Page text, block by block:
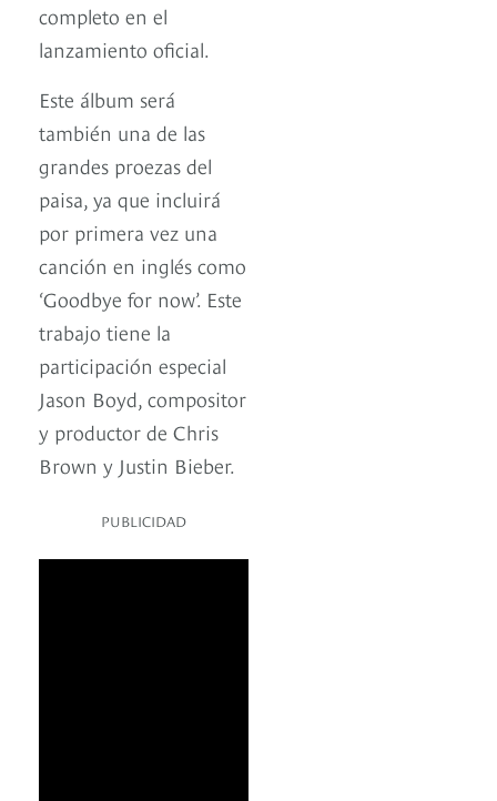
completo en el
lanzamiento oficial.
Este álbum será
también una de las
grandes proezas del
paisa, ya que incluirá
por primera vez una
canción en inglés como
‘Goodbye for now’. Este
trabajo tiene la
participación especial
Jason Boyd, compositor
y productor de Chris
Brown y Justin Bieber.
PUBLICIDAD